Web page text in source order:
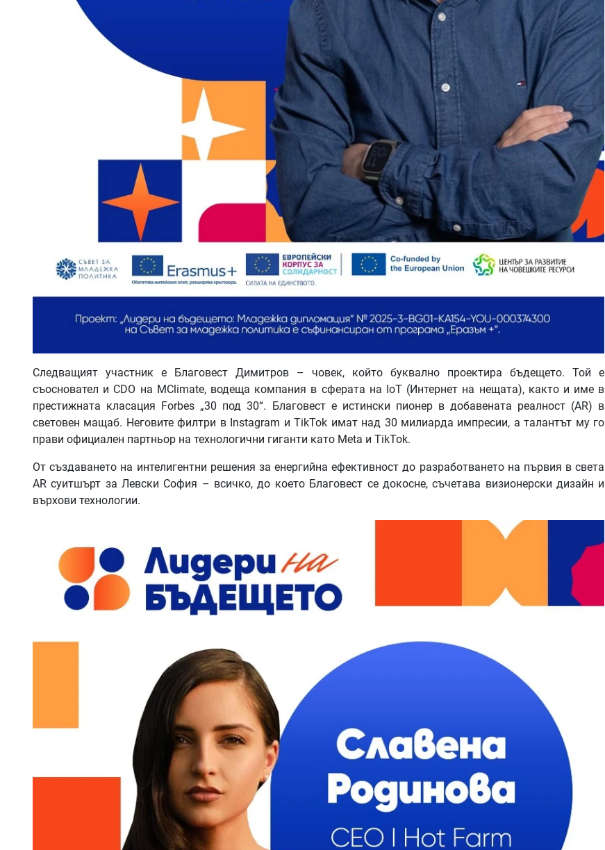
Следващият участник е Благовест Димитров – човек, който буквално проектира бъдещето. Той е
съосновател и CDO на MClimate, водеща компания в сферата на IoT (Интернет на нещата), както и име в
престижната класация Forbes „30 под 30“. Благовест е истински пионер в добавената реалност (AR) в
световен мащаб. Неговите филтри в Instagram и TikTok имат над 30 милиарда импресии, а талантът му го
прави официален партньор на технологични гиганти като Meta и TikTok.
От създаването на интелигентни решения за енергийна ефективност до разработването на първия в света
AR суитшърт за Левски София – всичко, до което Благовест се докосне, съчетава визионерски дизайн и
върхови технологии.